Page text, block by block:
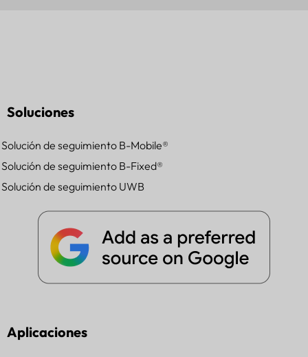
Soluciones
Solución de seguimiento B-Mobile®
Solución de seguimiento B-Fixed®
Solución de seguimiento UWB
Aplicaciones